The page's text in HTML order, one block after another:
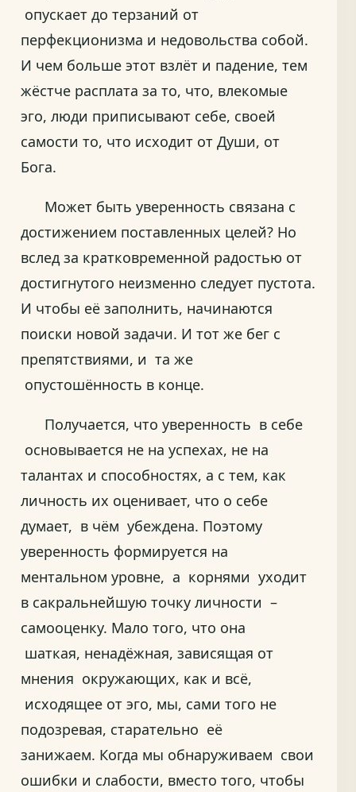
опускает до терзаний от
перфекционизма и недовольства собой.
И чем больше этот взлёт и падение, тем
жёстче расплата за то, что, влекомые
эго, люди приписывают себе, своей
самости то, что исходит от Души, от
Бога.
Может быть уверенность связана с
достижением поставленных целей? Но
вслед за кратковременной радостью от
достигнутого неизменно следует пустота.
И чтобы её заполнить, начинаются
поиски новой задачи. И тот же бег с
препятствиями, и та же
опустошённость в конце.
Получается, что уверенность в себе
основывается не на успехах, не на
талантах и способностях, а с тем, как
личность их оценивает, что о себе
думает, в чём убеждена. Поэтому
уверенность формируется на
ментальном уровне, а корнями уходит
в сакральнейшую точку личности –
самооценку. Мало того, что она
шаткая, ненадёжная, зависящая от
мнения окружающих, как и всё,
исходящее от эго, мы, сами того не
подозревая, старательно её
занижаем. Когда мы обнаруживаем свои
ошибки и слабости, вместо того, чтобы